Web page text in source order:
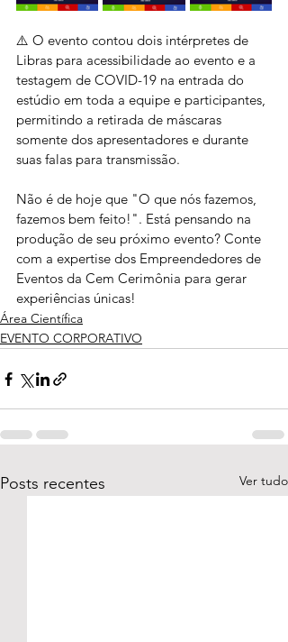
⚠️ O evento contou dois intérpretes de
Libras para acessibilidade ao evento e a
testagem de COVID-19 na entrada do
estúdio em toda a equipe e participantes,
permitindo a retirada de máscaras
somente dos apresentadores e durante
suas falas para transmissão.
Não é de hoje que "O que nós fazemos,
fazemos bem feito!". Está pensando na
produção de seu próximo evento? Conte
com a expertise dos Empreendedores de
Eventos da Cem Cerimônia para gerar
experiências únicas!
Área Científica
EVENTO CORPORATIVO
Posts recentes Ver tudo